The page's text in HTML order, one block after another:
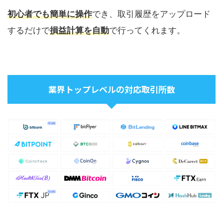
初心者でも簡単に操作でき、取引履歴をアップロード
するだけで損益計算を自動で行ってくれます。
業界トップレベルの対応取引所数